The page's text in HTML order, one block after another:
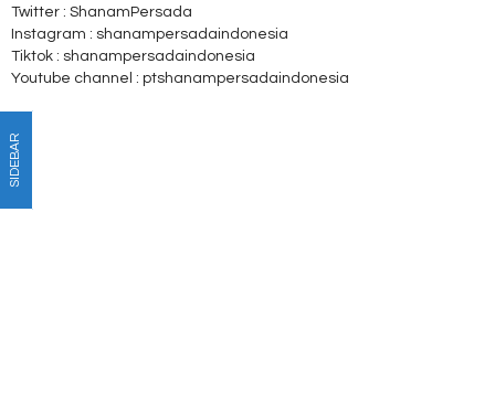
Twitter : ShanamPersada
Instagram : shanampersadaindonesia
Tiktok : shanampersadaindonesia
Youtube channel : ptshanampersadaindonesia
SIDEBAR